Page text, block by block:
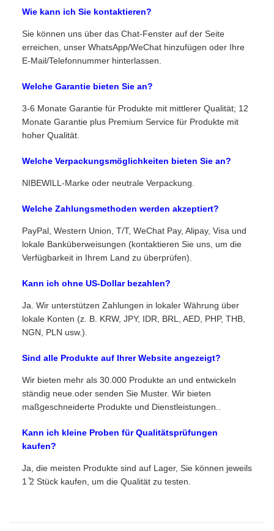
Wie kann ich Sie kontaktieren?
Sie können uns über das Chat-Fenster auf der Seite
erreichen, unser WhatsApp/WeChat hinzufügen oder Ihre
E-Mail/Telefonnummer hinterlassen.
Welche Garantie bieten Sie an?
3-6 Monate Garantie für Produkte mit mittlerer Qualität; 12
Monate Garantie plus Premium Service für Produkte mit
hoher Qualität.
Welche Verpackungsmöglichkeiten bieten Sie an?
NIBEWILL-Marke oder neutrale Verpackung.
Welche Zahlungsmethoden werden akzeptiert?
PayPal, Western Union, T/T, WeChat Pay, Alipay, Visa und
lokale Banküberweisungen (kontaktieren Sie uns, um die
Verfügbarkeit in Ihrem Land zu überprüfen).
Kann ich ohne US-Dollar bezahlen?
Ja. Wir unterstützen Zahlungen in lokaler Währung über
lokale Konten (z. B. KRW, JPY, IDR, BRL, AED, PHP, THB,
NGN, PLN usw.).
Sind alle Produkte auf Ihrer Website angezeigt?
Wir bieten mehr als 30.000 Produkte an und entwickeln
ständig neue.oder senden Sie Muster. Wir bieten
maßgeschneiderte Produkte und Dienstleistungen..
Kann ich kleine Proben für Qualitätsprüfungen
kaufen?
Ja, die meisten Produkte sind auf Lager, Sie können jeweils
1 ̊2 Stück kaufen, um die Qualität zu testen.